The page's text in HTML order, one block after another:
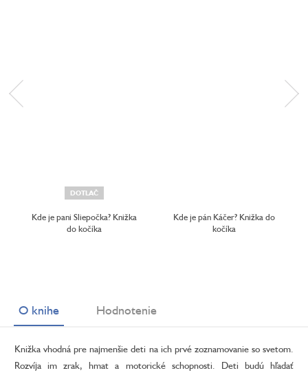
DOTLAČ
Kde je pani Sliepočka? Knižka
do kočíka
Kde je pán Káčer? Knižka do
kočíka
O knihe Hodnotenie
Knižka vhodná pre najmenšie deti na ich prvé zoznamovanie so svetom.
Rozvíja im zrak, hmat a motorické schopnosti. Deti budú hľadať